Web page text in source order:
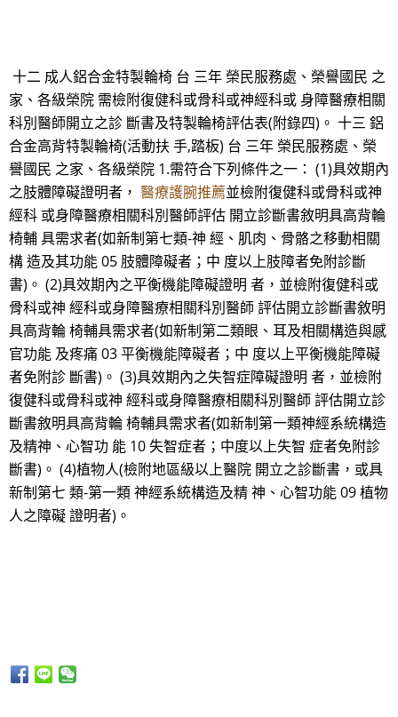
十二 成人鋁合金特製輪椅 台 三年 榮民服務處、榮譽國民 之
家、各級榮院 需檢附復健科或骨科或神經科或 身障醫療相關
科別醫師開立之診 斷書及特製輪椅評估表(附錄四)。 十三 鋁
合金高背特製輪椅(活動扶 手,踏板) 台 三年 榮民服務處、榮
譽國民 之家、各級榮院 1.需符合下列條件之一： (1)具效期內
之肢體障礙證明者， 醫療護腕推薦並檢附復健科或骨科或神
經科 或身障醫療相關科別醫師評估 開立診斷書敘明具高背輪
椅輔 具需求者(如新制第七類-神 經、肌肉、骨骼之移動相關
構 造及其功能 05 肢體障礙者；中 度以上肢障者免附診斷
書)。 (2)具效期內之平衡機能障礙證明 者，並檢附復健科或
骨科或神 經科或身障醫療相關科別醫師 評估開立診斷書敘明
具高背輪 椅輔具需求者(如新制第二類眼、耳及相關構造與感
官功能 及疼痛 03 平衡機能障礙者；中 度以上平衡機能障礙
者免附診 斷書)。 (3)具效期內之失智症障礙證明 者，並檢附
復健科或骨科或神 經科或身障醫療相關科別醫師 評估開立診
斷書敘明具高背輪 椅輔具需求者(如新制第一類神經系統構造
及精神、心智功 能 10 失智症者；中度以上失智 症者免附診
斷書)。 (4)植物人(檢附地區級以上醫院 開立之診斷書，或具
新制第七 類-第一類 神經系統構造及精 神、心智功能 09 植物
人之障礙 證明者)。